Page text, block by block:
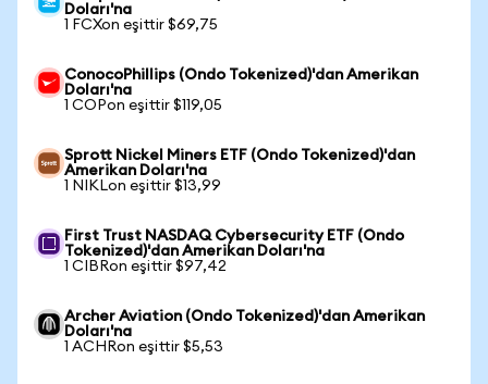
Doları'na
1 FCXon eşittir $69,75
ConocoPhillips (Ondo Tokenized)'dan Amerikan
Doları'na
1 COPon eşittir $119,05
Sprott Nickel Miners ETF (Ondo Tokenized)'dan
Amerikan Doları'na
1 NIKLon eşittir $13,99
First Trust NASDAQ Cybersecurity ETF (Ondo
Tokenized)'dan Amerikan Doları'na
1 CIBRon eşittir $97,42
Archer Aviation (Ondo Tokenized)'dan Amerikan
Doları'na
1 ACHRon eşittir $5,53